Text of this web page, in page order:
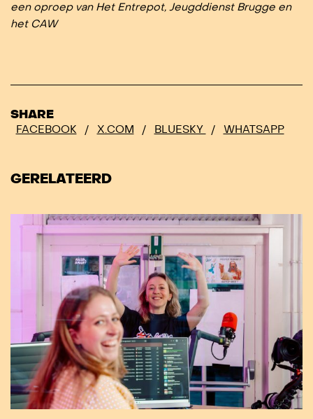
een oproep van Het Entrepot, Jeugddienst Brugge en
het CAW
SHARE
FACEBOOK / X.COM / BLUESKY / WHATSAPP
GERELATEERD